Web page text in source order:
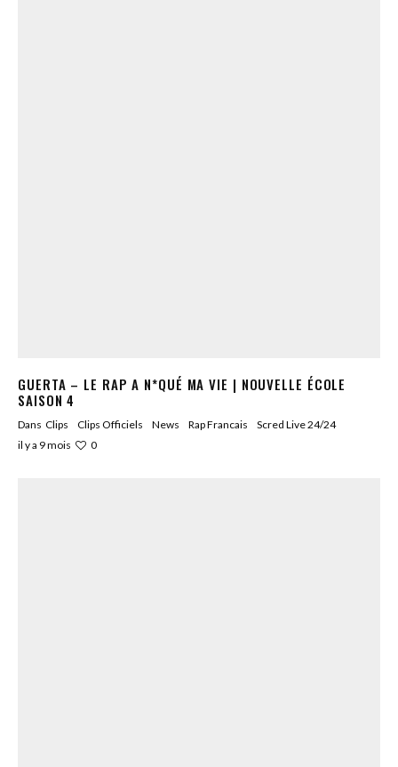
GUERTA – LE RAP A N*QUÉ MA VIE | NOUVELLE ÉCOLE
SAISON 4
Dans Clips Clips Officiels News Rap Francais
Scred Live 24/24
il y a 9 mois
0